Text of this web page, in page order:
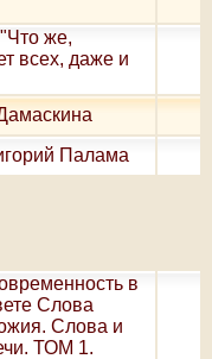
же,
всех, даже и
Палама
в
Слова
Слова и
ТОМ 1.